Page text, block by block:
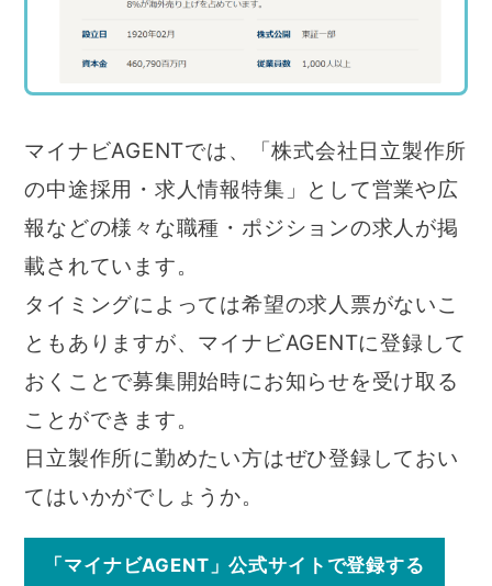
マイナビAGENTでは、「株式会社日立製作所
の中途採用・求人情報特集」として営業や広
報などの様々な職種・ポジションの求人が掲
載されています。
タイミングによっては希望の求人票がないこ
ともありますが、マイナビAGENTに登録して
おくことで募集開始時にお知らせを受け取る
ことができます。
日立製作所に勤めたい方はぜひ登録しておい
てはいかがでしょうか。
「マイナビAGENT」公式サイトで登録する